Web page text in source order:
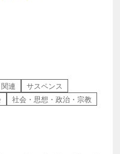
連
サスペンス
社会・思想・政治・宗教